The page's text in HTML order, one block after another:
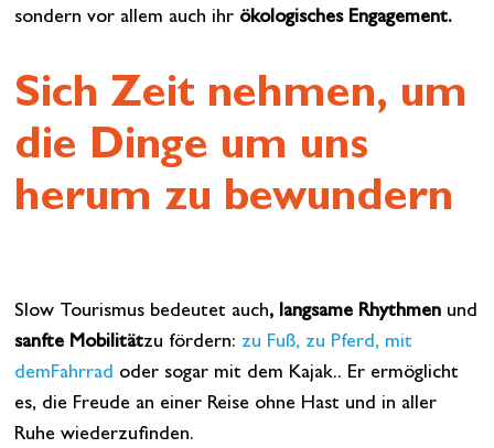
sondern vor allem auch ihr ökologisches Engagement.
Sich Zeit nehmen, um
die Dinge um uns
herum zu bewundern
Slow Tourismus bedeutet auch, langsame Rhythmen und
sanfte Mobilitätzu fördern: zu Fuß, zu Pferd, mit
demFahrrad oder sogar mit dem Kajak.. Er ermöglicht
es, die Freude an einer Reise ohne Hast und in aller
Ruhe wiederzufinden.